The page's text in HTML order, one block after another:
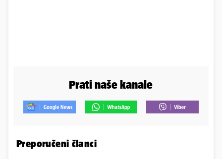
Prati naše kanale
Preporučeni članci